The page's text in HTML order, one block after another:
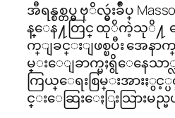
အီရန္စစ္တပ္မွ ဗုိလ္မွဴးခ်ဳပ္
န္ေန႔တြင္ ထုိကဲ့သုိ႔
က္ျခင္းျဖစ္ၿပီး အေန
မ္းေျခာက္မႈရွိေနေသ
ကြယ္ေရးစြမ္းအားႏွင့္
င္းေဆြးေႏြးသြား